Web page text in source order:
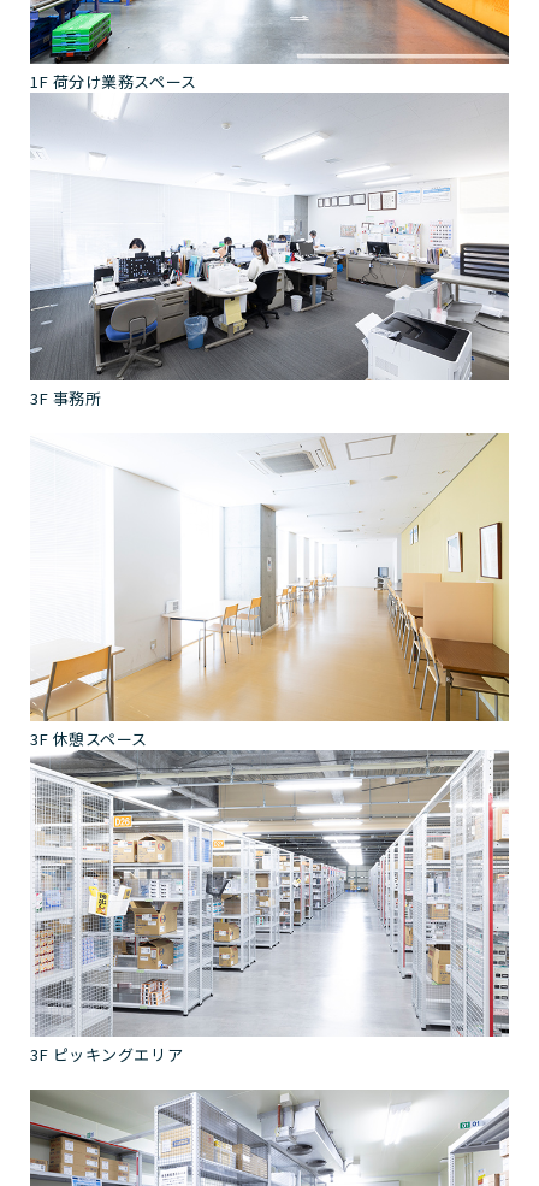
1F 荷分け業務スペース
3F 事務所
3F 休憩スペース
3F ピッキングエリア